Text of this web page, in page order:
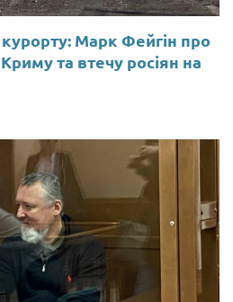
курорту: Марк Фейгін про
та втечу росіян на